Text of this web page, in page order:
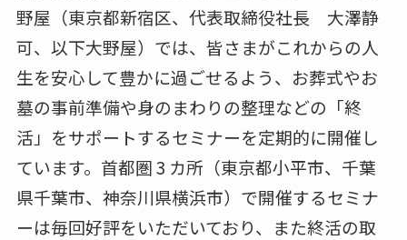
野屋（東京都新宿区、代表取締役社長 大澤静
可、以下大野屋）では、皆さまがこれからの人
生を安心して豊かに過ごせるよう、お葬式やお
墓の事前準備や身のまわりの整理などの「終
活」をサポートするセミナーを定期的に開催し
ています。首都圏 3 カ所（東京都小平市、千葉
県千葉市、神奈川県横浜市）で開催するセミナ
ーは毎回好評をいただいており、また終活の取